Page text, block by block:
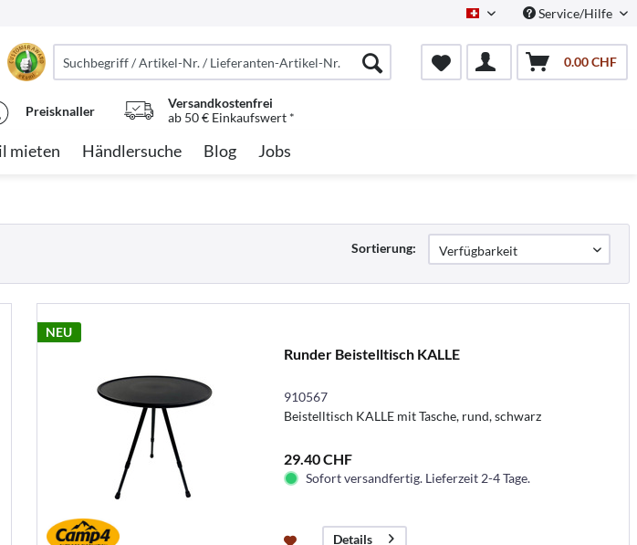
Schweiz/DeutschService/Hilfe
0.00 CHF
Preisknaller
Versandkostenfrei
ab 50 € Einkaufswert *
mieten Händlersuche Blog Jobs
Sortierung:
NEU
Runder Beistelltisch KALLE
910567
Beistelltisch KALLE mit Tasche, rund, schwarz
29.40 CHF
Sofort versandfertig. Lieferzeit 2-4 Tage.
Details